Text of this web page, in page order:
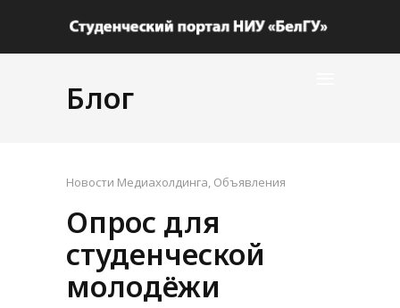
Блог
Новости Медиахолдинга, Объявления
Опрос для
студенческой
молодёжи